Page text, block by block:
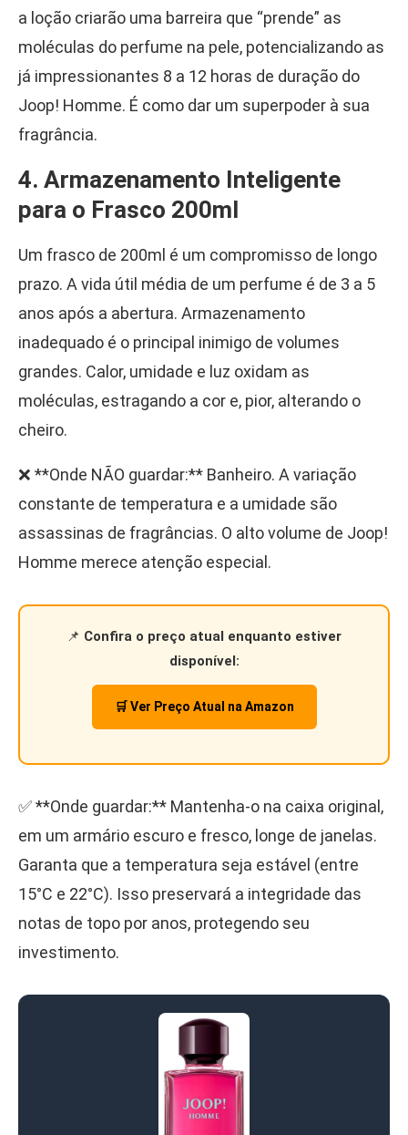
a loção criarão uma barreira que “prende” as
moléculas do perfume na pele, potencializando as
já impressionantes 8 a 12 horas de duração do
Joop! Homme. É como dar um superpoder à sua
fragrância.
4. Armazenamento Inteligente
para o Frasco 200ml
Um frasco de 200ml é um compromisso de longo
prazo. A vida útil média de um perfume é de 3 a 5
anos após a abertura. Armazenamento
inadequado é o principal inimigo de volumes
grandes. Calor, umidade e luz oxidam as
moléculas, estragando a cor e, pior, alterando o
cheiro.
❌ **Onde NÃO guardar:** Banheiro. A variação
constante de temperatura e a umidade são
assassinas de fragrâncias. O alto volume de Joop!
Homme merece atenção especial.
📌 Confira o preço atual enquanto estiver
disponível:
🛒 Ver Preço Atual na Amazon
✅ **Onde guardar:** Mantenha-o na caixa original,
em um armário escuro e fresco, longe de janelas.
Garanta que a temperatura seja estável (entre
15°C e 22°C). Isso preservará a integridade das
notas de topo por anos, protegendo seu
investimento.